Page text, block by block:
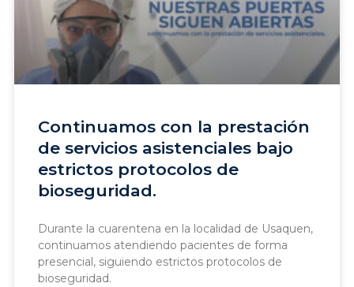
Continuamos con la prestación
de servicios asistenciales bajo
estrictos protocolos de
bioseguridad.
Durante la cuarentena en la localidad de Usaquen,
continuamos atendiendo pacientes de forma
presencial, siguiendo estrictos protocolos de
bioseguridad.